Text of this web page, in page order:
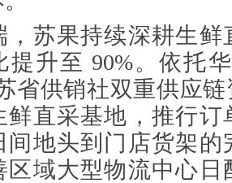
，苏果持续深耕生鲜
提升至 90%。依托
省供销社双重供应
鲜直采基地，推行
间地头到门店货架的
区域大型物流中心日